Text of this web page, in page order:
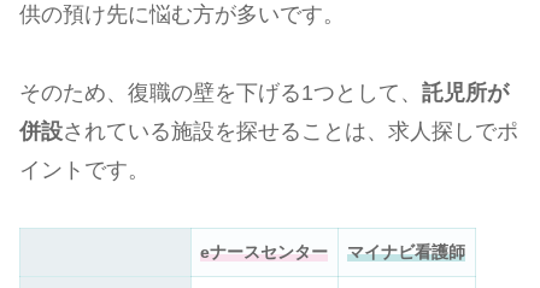
供の預け先に悩む方が多いです。
そのため、復職の壁を下げる1つとして、 託児所が
併設されている施設を探せることは、求人探しでポ
イントです。
eナースセンター マイナビ看護師